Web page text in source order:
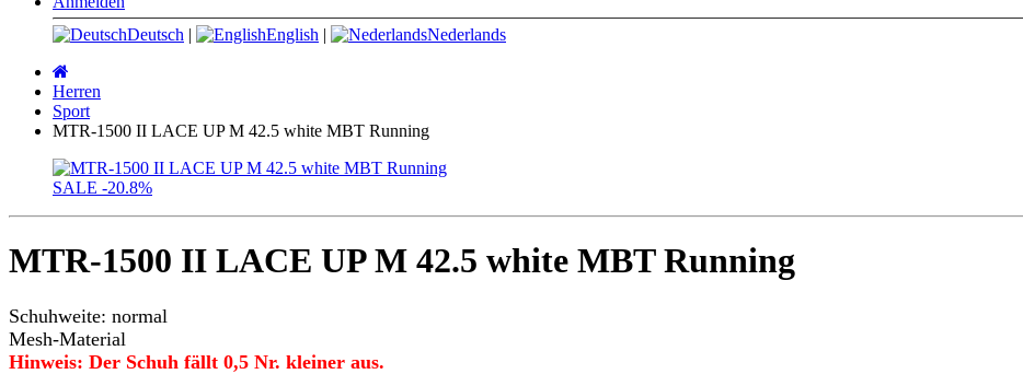
Deutsch | English |
Nederlands
Herren
Sport
MTR-1500 II LACE UP M 42.5 white MBT Running
SALE -20.8%
MTR-1500 II LACE UP M 42.5 white MBT Running
Schuhweite: normal
Mesh-Material
Hinweis: Der Schuh fällt 0,5 Nr. kleiner aus.